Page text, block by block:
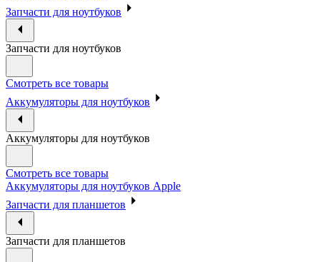
Запчасти для ноутбуков
Запчасти для ноутбуков
Смотреть все товары
Аккумуляторы для ноутбуков
Аккумуляторы для ноутбуков
Смотреть все товары
Аккумуляторы для ноутбуков Apple
Запчасти для планшетов
Запчасти для планшетов